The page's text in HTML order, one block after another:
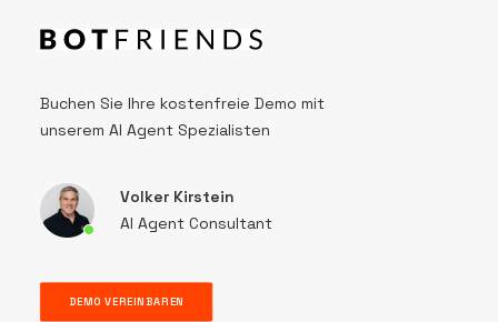
Buchen Sie Ihre kostenfreie Demo mit
unserem AI Agent Spezialisten
Volker Kirstein
AI Agent Consultant
DEMO VEREINBAREN